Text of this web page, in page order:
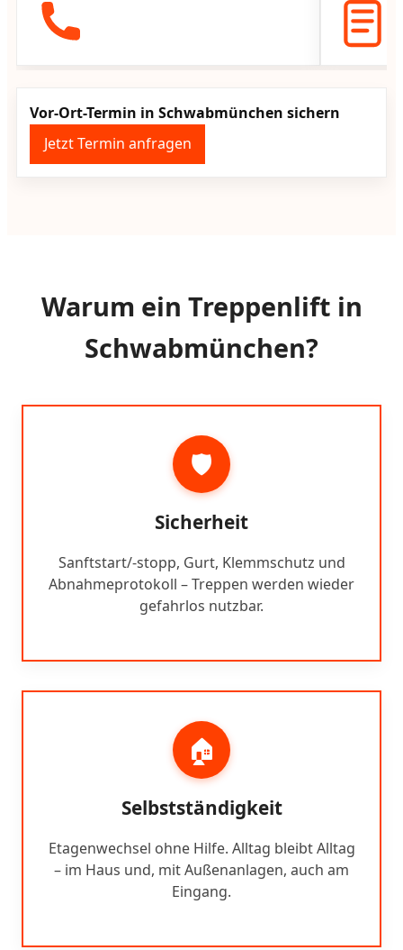
Vor-Ort-Termin in Schwabmünchen sichern
Jetzt Termin anfragen
Warum ein Treppenlift in
Schwabmünchen?
🛡️
Sicherheit
Sanftstart/-stopp, Gurt, Klemmschutz und
Abnahmeprotokoll – Treppen werden wieder
gefahrlos nutzbar.
🏠
Selbstständigkeit
Etagenwechsel ohne Hilfe. Alltag bleibt Alltag
– im Haus und, mit Außenanlagen, auch am
Eingang.